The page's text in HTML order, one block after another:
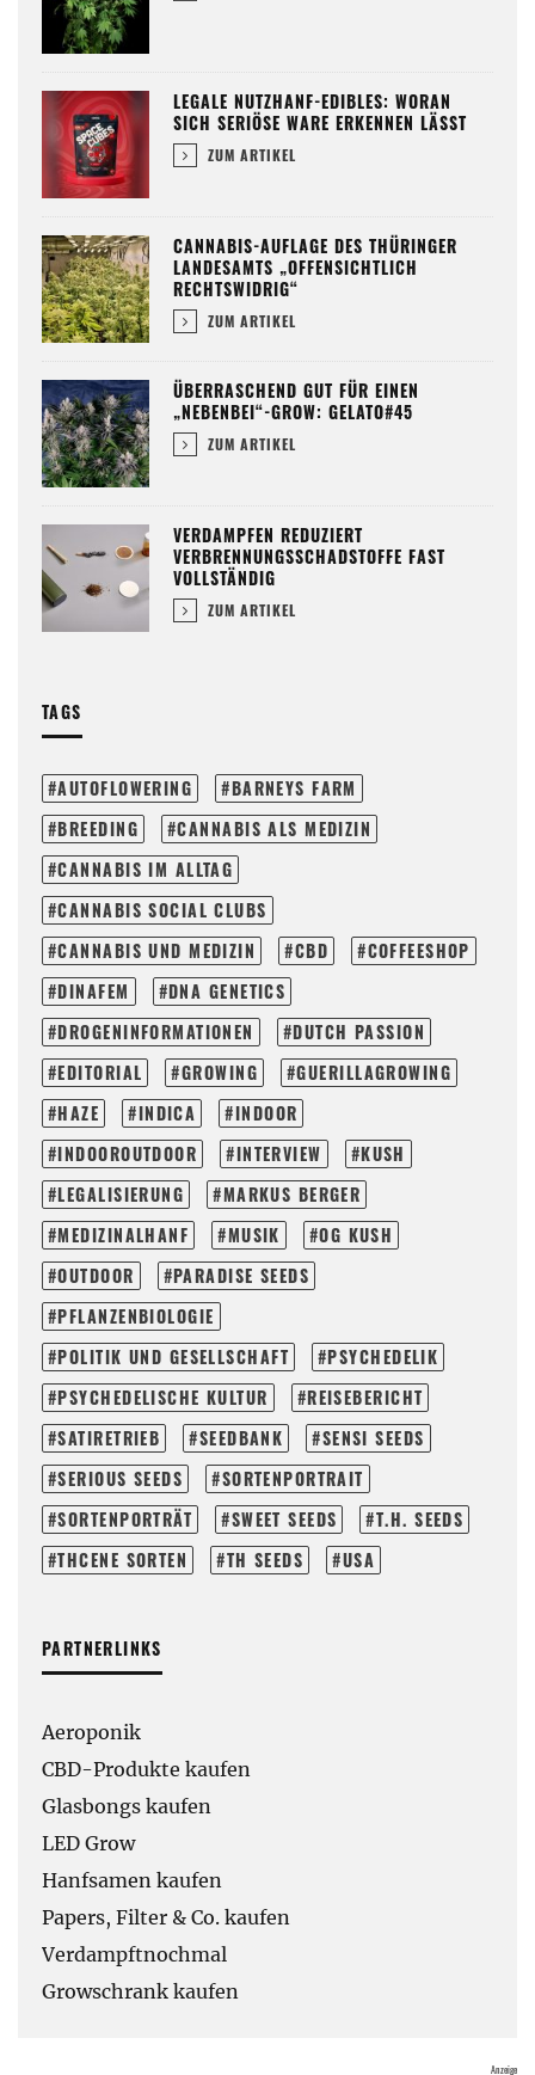
LEGALE NUTZHANF-EDIBLES: WORAN
SICH SERIÖSE WARE ERKENNEN LÄSST
ZUM ARTIKEL
CANNABIS-AUFLAGE DES THÜRINGER
LANDESAMTS „OFFENSICHTLICH
RECHTSWIDRIG“
ZUM ARTIKEL
ÜBERRASCHEND GUT FÜR EINEN
„NEBENBEI“-GROW: GELATO#45
ZUM ARTIKEL
VERDAMPFEN REDUZIERT
VERBRENNUNGSSCHADSTOFFE FAST
VOLLSTÄNDIG
ZUM ARTIKEL
TAGS
AUTOFLOWERING
BARNEYS FARM
BREEDING
CANNABIS ALS MEDIZIN
CANNABIS IM ALLTAG
CANNABIS SOCIAL CLUBS
CANNABIS UND MEDIZIN
CBD
COFFEESHOP
DINAFEM
DNA GENETICS
DROGENINFORMATIONEN
DUTCH PASSION
EDITORIAL
GROWING
GUERILLAGROWING
HAZE
INDICA
INDOOR
INDOOROUTDOOR
INTERVIEW
KUSH
LEGALISIERUNG
MARKUS BERGER
MEDIZINALHANF
MUSIK
OG KUSH
OUTDOOR
PARADISE SEEDS
PFLANZENBIOLOGIE
POLITIK UND GESELLSCHAFT
PSYCHEDELIK
PSYCHEDELISCHE KULTUR
REISEBERICHT
SATIRETRIEB
SEEDBANK
SENSI SEEDS
SERIOUS SEEDS
SORTENPORTRAIT
SORTENPORTRÄT
SWEET SEEDS
T.H. SEEDS
THCENE SORTEN
TH SEEDS USA
PARTNERLINKS
Aeroponik
CBD-Produkte kaufen
Glasbongs kaufen
LED Grow
Hanfsamen kaufen
Papers, Filter & Co. kaufen
Verdampftnochmal
Growschrank kaufen